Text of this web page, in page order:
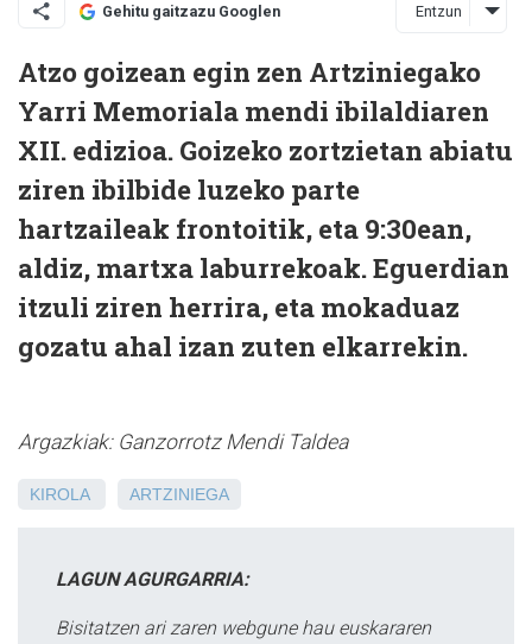
Gehitu gaitzazu Googlen Entzun
Atzo goizean egin zen Artziniegako
Yarri Memoriala mendi ibilaldiaren
XII. edizioa. Goizeko zortzietan abiatu
ziren ibilbide luzeko parte
hartzaileak frontoitik, eta 9:30ean,
aldiz, martxa laburrekoak. Eguerdian
itzuli ziren herrira, eta mokaduaz
gozatu ahal izan zuten elkarrekin.
Argazkiak: Ganzorrotz Mendi Taldea
KIROLA ARTZINIEGA
LAGUN AGURGARRIA:
Bisitatzen ari zaren webgune hau euskararen